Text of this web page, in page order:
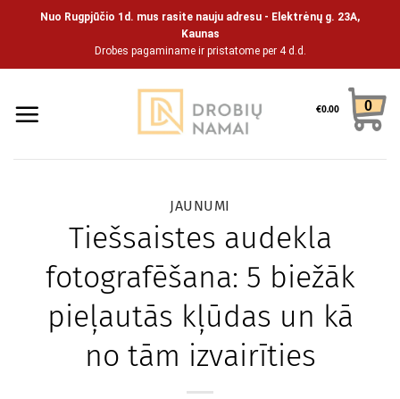
Nuo Rugpjūčio 1d. mus rasite nauju adresu - Elektrėnų g. 23A,
Kaunas
Drobes pagaminame ir pristatome per 4 d.d.
€0.00 0
JAUNUMI
Tiešsaistes audekla
fotografēšana: 5 biežāk
pieļautās kļūdas un kā
no tām izvairīties